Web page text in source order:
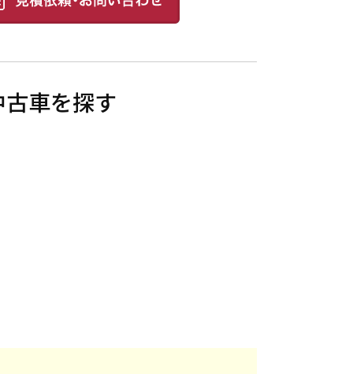
車を探す